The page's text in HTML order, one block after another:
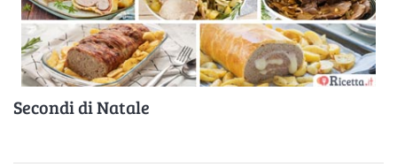
Secondi di Natale